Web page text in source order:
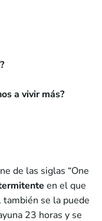
a vivir más?
de las siglas “One
en el que
también se la puede
23 horas y se